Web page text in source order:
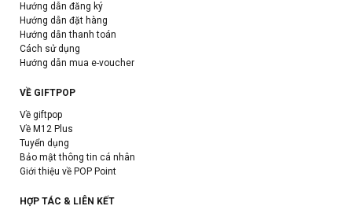
Hướng dẫn đăng ký
Hướng dẫn đặt hàng
Hướng dẫn thanh toán
Cách sử dụng
Hướng dẫn mua e-voucher
VỀ GIFTPOP
Về giftpop
Về M12 Plus
Tuyển dụng
Bảo mật thông tin cá nhân
Giới thiệu về POP Point
HỢP TÁC & LIÊN KẾT